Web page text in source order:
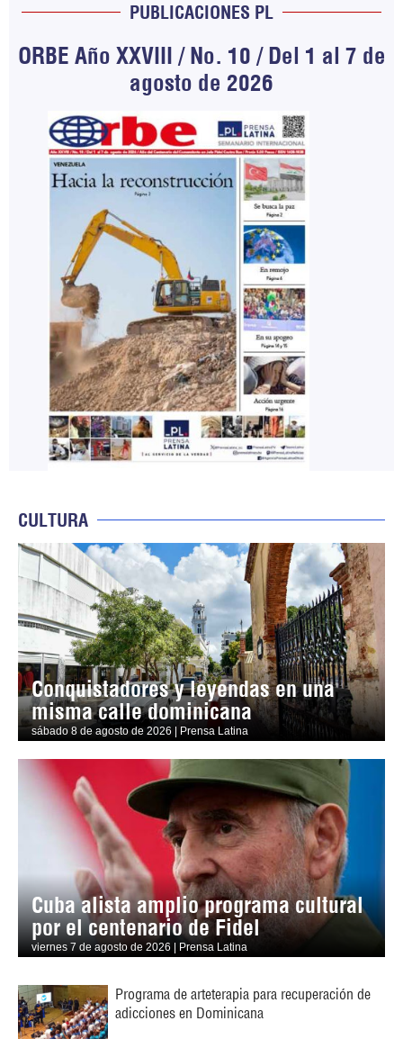
PUBLICACIONES PL
ORBE Año XXVIII / No. 10 / Del 1 al 7 de
agosto de 2026
CULTURA
Conquistadores y leyendas en una
misma calle dominicana
sábado 8 de agosto de 2026 | Prensa Latina
Cuba alista amplio programa cultural
por el centenario de Fidel
viernes 7 de agosto de 2026 | Prensa Latina
Programa de arteterapia para recuperación de
adicciones en Dominicana